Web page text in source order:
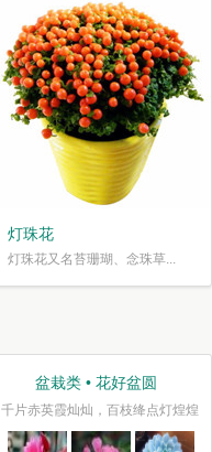
灯珠花
灯珠花又名苔珊瑚、念珠草...
盆栽类 • 花好盆圆
千片赤英霞灿灿，百枝绛点灯煌煌